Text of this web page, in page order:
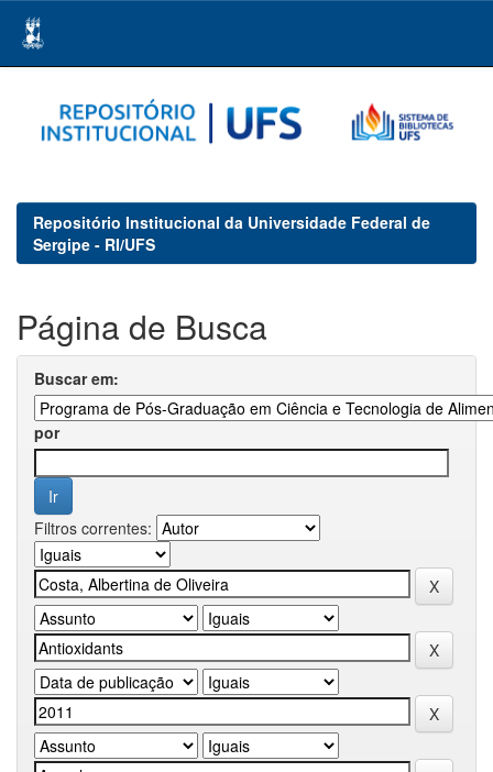
navigation
Repositório Institucional da Universidade Federal de
Sergipe - RI/UFS
Página de Busca
Buscar em:
por
Filtros correntes: